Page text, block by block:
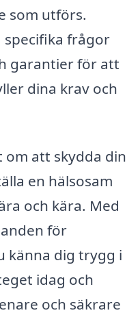
som utförs.
specifika frågor
garantier för att
dina krav och
att skydda din
en hälsosam
och kära. Med
för
känna dig trygg i
idag och
och säkrare